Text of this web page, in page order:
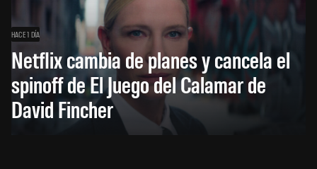
HACE 1 DÍA
Netflix cambia de planes y cancela el
spinoff de El Juego del Calamar de
David Fincher